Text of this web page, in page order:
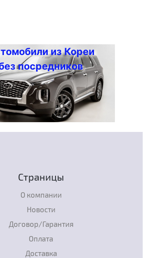
из Кореи
посредников
Страницы
О компании
Новости
Договор/Гарантия
Оплата
Доставка